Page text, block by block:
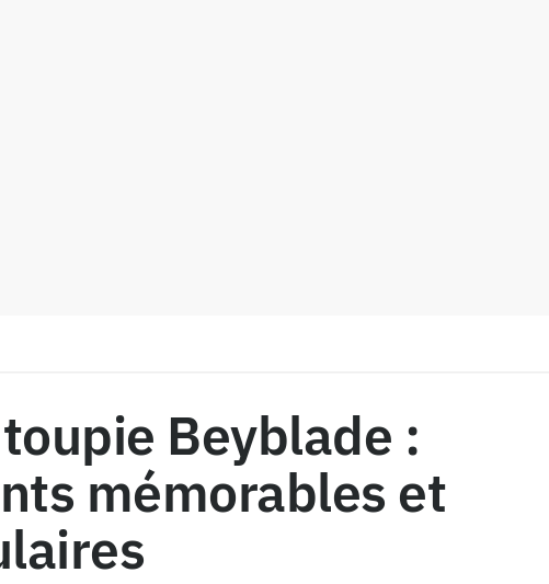
Beyblade :
mémorables et